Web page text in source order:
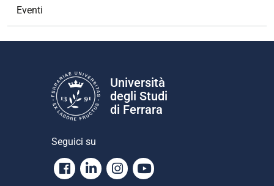
Eventi
Università
degli Studi
di Ferrara
Seguici su
Facebook
LinkedinInstagram
Youtube